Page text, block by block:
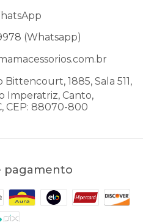
(Whatsapp)
1885, Sala 511,
Imperatriz, Canto,
CEP: 88070-800
pagamento